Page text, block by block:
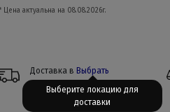
Цена актуальна на 08.08.2026г.
Доставка в Выбрать
Выберите локацию для
доставки